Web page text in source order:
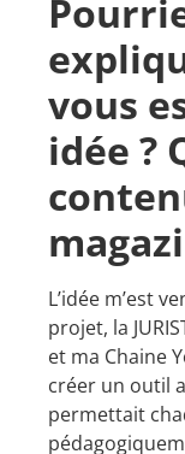
vous
idée ?
L’idée m’est
projet, la
et ma Chaine
créer un outil
permettait